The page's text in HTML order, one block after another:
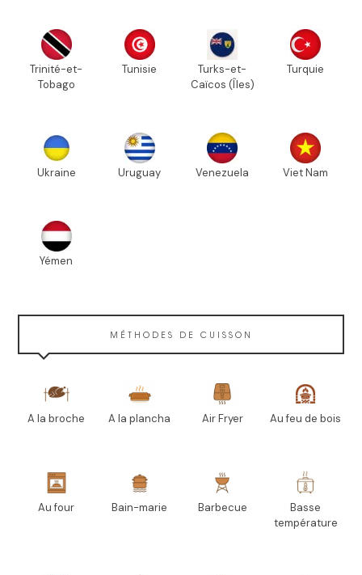
Trinité-et-
Tobago
Tunisie
Turks-et-
Caïcos (Îles)
Turquie
Ukraine Uruguay Venezuela Viet Nam
Yémen
MÉTHODES DE CUISSON
A la broche A la plancha Air Fryer Au feu de bois
Au four Bain-marie Barbecue
Basse
température